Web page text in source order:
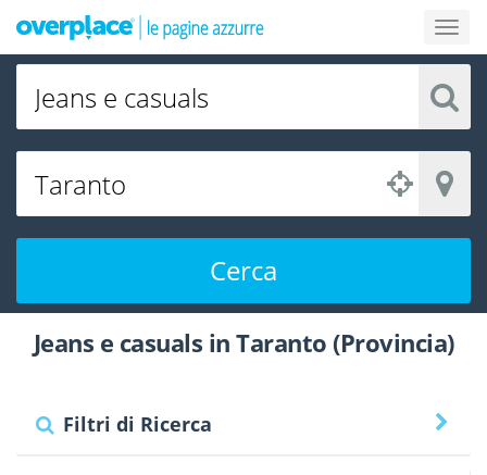
Cerca
Jeans e casuals in Taranto (Provincia)
Filtri di Ricerca